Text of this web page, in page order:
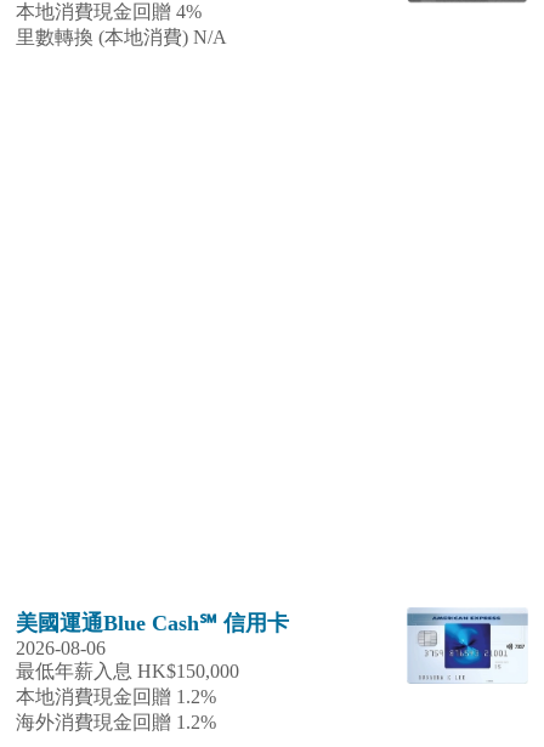
本地消費現金回贈 4%
里數轉換 (本地消費) N/A
美國運通Blue Cash℠ 信用卡
2026-08-06
最低年薪入息 HK$150,000
本地消費現金回贈 1.2%
海外消費現金回贈 1.2%